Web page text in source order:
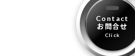
Contact
お問合せ
Click